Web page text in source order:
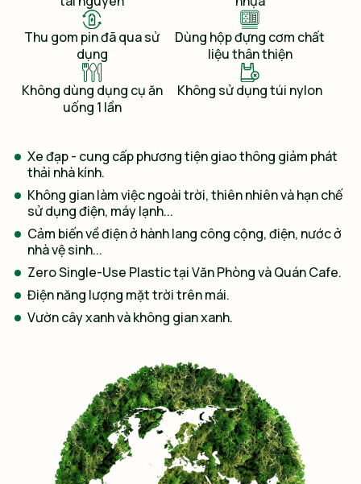
Thu gom pin đã qua sử
dụng
Dùng hộp đựng cơm chất
liệu thân thiện
Không dùng dụng cụ ăn
uống 1 lần
Không sử dụng túi nylon
Xe đạp - cung cấp phương tiện giao thông giảm phát
thải nhà kính.
Không gian làm việc ngoài trời, thiên nhiên và hạn chế
sử dụng điện, máy lạnh...
Cảm biến về điện ở hành lang công cộng, điện, nước ở
nhà vệ sinh...
Zero Single-Use Plastic tại Văn Phòng và Quán Cafe.
Điện năng lượng mặt trời trên mái.
Vườn cây xanh và không gian xanh.